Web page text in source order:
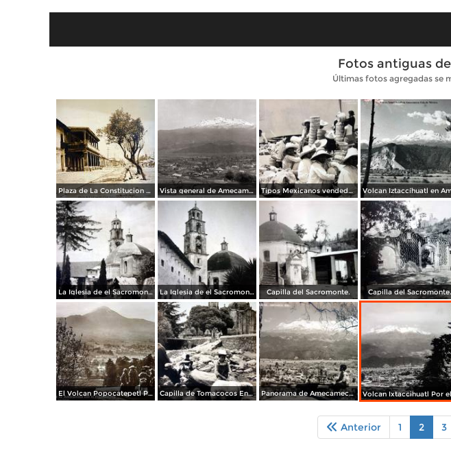
Fotos antiguas
Últimas fotos agregadas se
Plaza de La Constitucion Amecameca, Edo de México Vista general de Amecameca, con el volcán Iztaccíhuatl Tipos Mexicanos vendedores de Chiquihuites.
La Iglesia de el Sacromonte. Amecameca Edo. México La Iglesia de el Sacromonte. Amecameca Edo. México Capilla del Sacromonte. Capilla del Sacromonte.
El Volcan Popocatepetl Por el fotografo Hugo Brehme. Capilla de Tomacocos En los Alrededores de Amecameca Edo de Mexico Panorama de Amecameca, Edo de México y volcan Ixtaccihuatl al fondo.
Anterior 1 2 3